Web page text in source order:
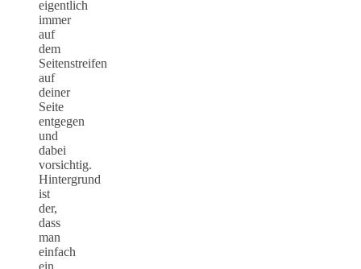
eigentlich
immer
auf
dem
Seitenstreifen
auf
deiner
Seite
entgegen
und
dabei
vorsichtig.
Hintergrund
ist
der,
dass
man
einfach